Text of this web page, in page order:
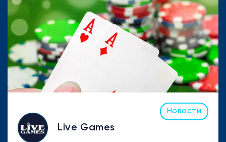
Live Games
Новости